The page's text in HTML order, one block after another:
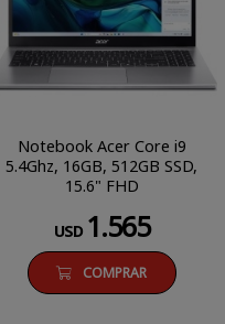
Notebook Acer Core i9
5.4Ghz, 16GB, 512GB SSD,
15.6" FHD
USD 1.565
COMPRAR